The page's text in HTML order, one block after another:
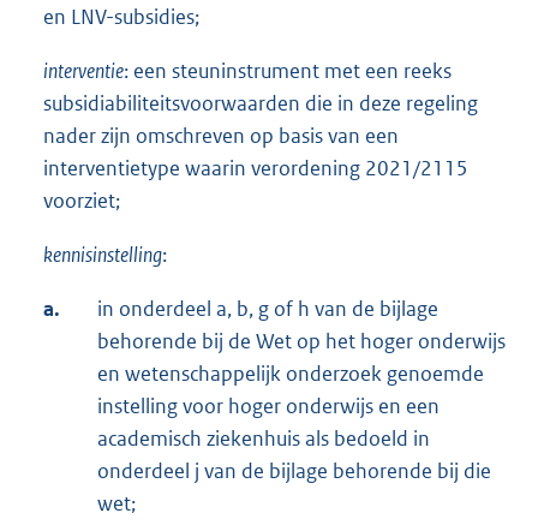
en LNV-subsidies;
interventie: een steuninstrument met een reeks
subsidiabiliteitsvoorwaarden die in deze regeling
nader zijn omschreven op basis van een
interventietype waarin verordening 2021/2115
voorziet;
kennisinstelling:
a.
in onderdeel a, b, g of h van de bijlage
behorende bij de Wet op het hoger onderwijs
en wetenschappelijk onderzoek genoemde
instelling voor hoger onderwijs en een
academisch ziekenhuis als bedoeld in
onderdeel j van de bijlage behorende bij die
wet;